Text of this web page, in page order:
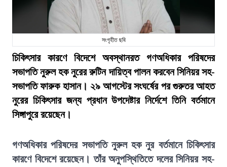
সংগৃহীত ছবি
চিকিৎসার কারণে বিদেশে অবস্থানরত গণঅধিকার পরিষদের
সভাপতি নুরুল হক নুরের রুটিন দায়িত্ব পালন করবেন সিনিয়র সহ-
সভাপতি ফারুক হাসান। ২৯ আগস্টের সংঘর্ষের পর গুরুতর আহত
নুরের চিকিৎসার জন্য প্রধান উপদেষ্টার নির্দেশে তিনি বর্তমানে
সিঙ্গাপুরে রয়েছেন।
গণঅধিকার পরিষদের সভাপতি নুরুল হক নুর বর্তমানে চিকিৎসার
কারণে বিদেশে রয়েছেন। তাঁর অনুপস্থিতিতে দলের সিনিয়র সহ-